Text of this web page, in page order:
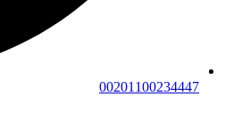
00201100234447